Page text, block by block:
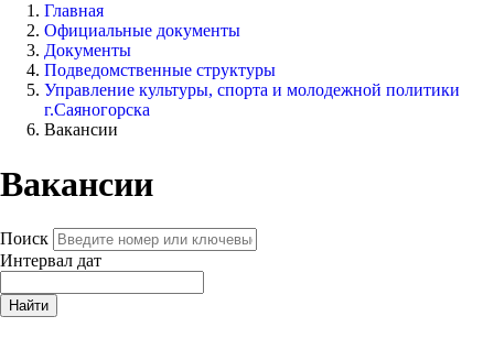
Главная
Официальные документы
Документы
Подведомственные структуры
Управление культуры, спорта и молодежной политики
г.Саяногорска
Вакансии
Вакансии
Поиск
Интервал дат
Найти